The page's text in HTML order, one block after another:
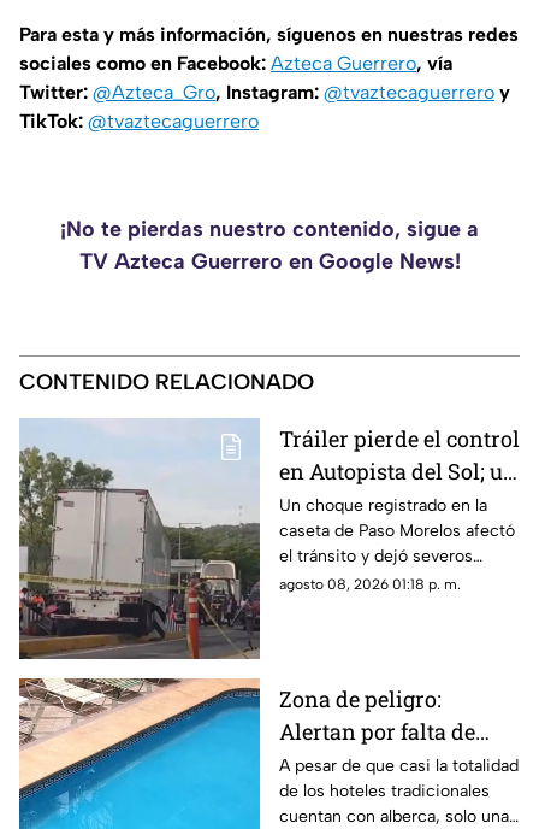
Para esta y más información, síguenos en nuestras redes
sociales como en Facebook: Azteca Guerrero, vía
Twitter: @Azteca_Gro, Instagram: @tvaztecaguerrero y
TikTok: @tvaztecaguerrero
¡No te pierdas nuestro contenido, sigue a
TV Azteca Guerrero en Google News!
CONTENIDO RELACIONADO
Tráiler pierde el control
en Autopista del Sol; un
hombre pierde la vida
Un choque registrado en la
caseta de Paso Morelos afectó
el tránsito y dejó severos
daños; este fue el saldo.
agosto 08, 2026 01:18 p. m.
Zona de peligro:
Alertan por falta de
medidas de seguridad
en albercas de hoteles
A pesar de que casi la totalidad
de los hoteles tradicionales
cuentan con alberca, solo una